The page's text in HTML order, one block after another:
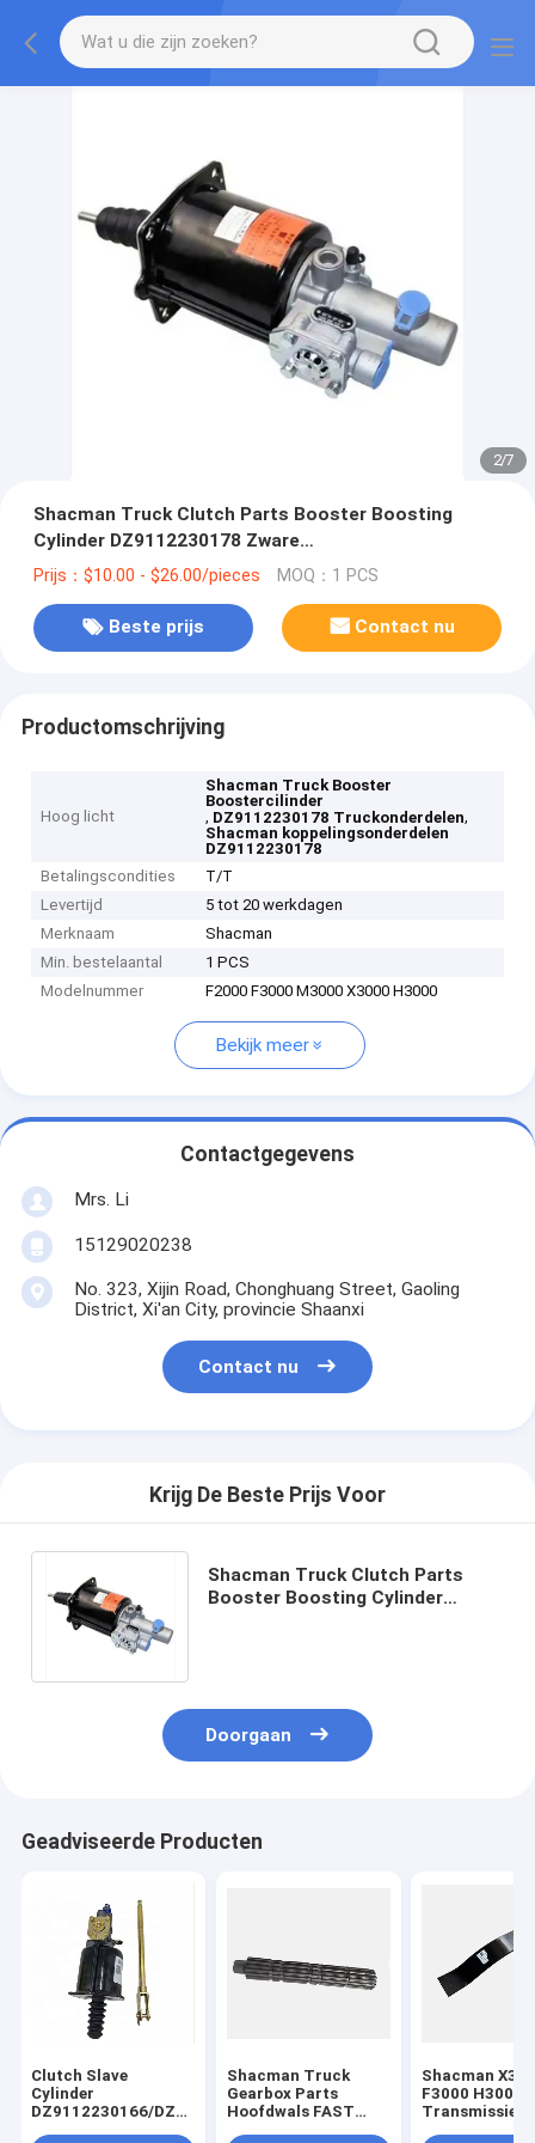
2/7
Shacman Truck Clutch Parts Booster Boosting
Cylinder DZ9112230178 Zware
vrachtwagenonderdelen
Prijs：$10.00 - $26.00/pieces MOQ：1 PCS
Beste prijs Contact nu
Productomschrijving
Hoog licht
Shacman Truck Booster
Boostercilinder
, DZ9112230178 Truckonderdelen,
Shacman koppelingsonderdelen
DZ9112230178
Betalingscondities
T/T
Levertijd
5 tot 20 werkdagen
Merknaam
Shacman
Min. bestelaantal
1 PCS
Modelnummer
F2000 F3000 M3000 X3000 H3000
Bekijk meer
Contactgegevens
Mrs. Li
15129020238
No. 323, Xijin Road, Chonghuang Street, Gaoling
District, Xi'an City, provincie Shaanxi
Contact nu
Krijg De Beste Prijs Voor
Shacman Truck Clutch Parts
Booster Boosting Cylinder
Doorgaan
Geadviseerde Producten
Clutch Slave
Cylinder
DZ9112230166/DZ93189230080/DZ9112230165
Shacman Truck
Gearbox Parts
Hoofdwals FAST
Shacman
F3000 H3000